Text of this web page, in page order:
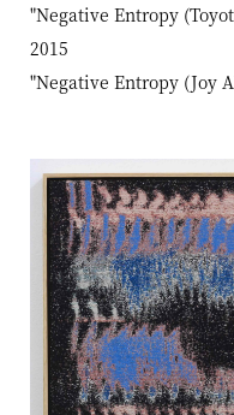
"Negative Entropy
2015
"Negative Entropy (Joy